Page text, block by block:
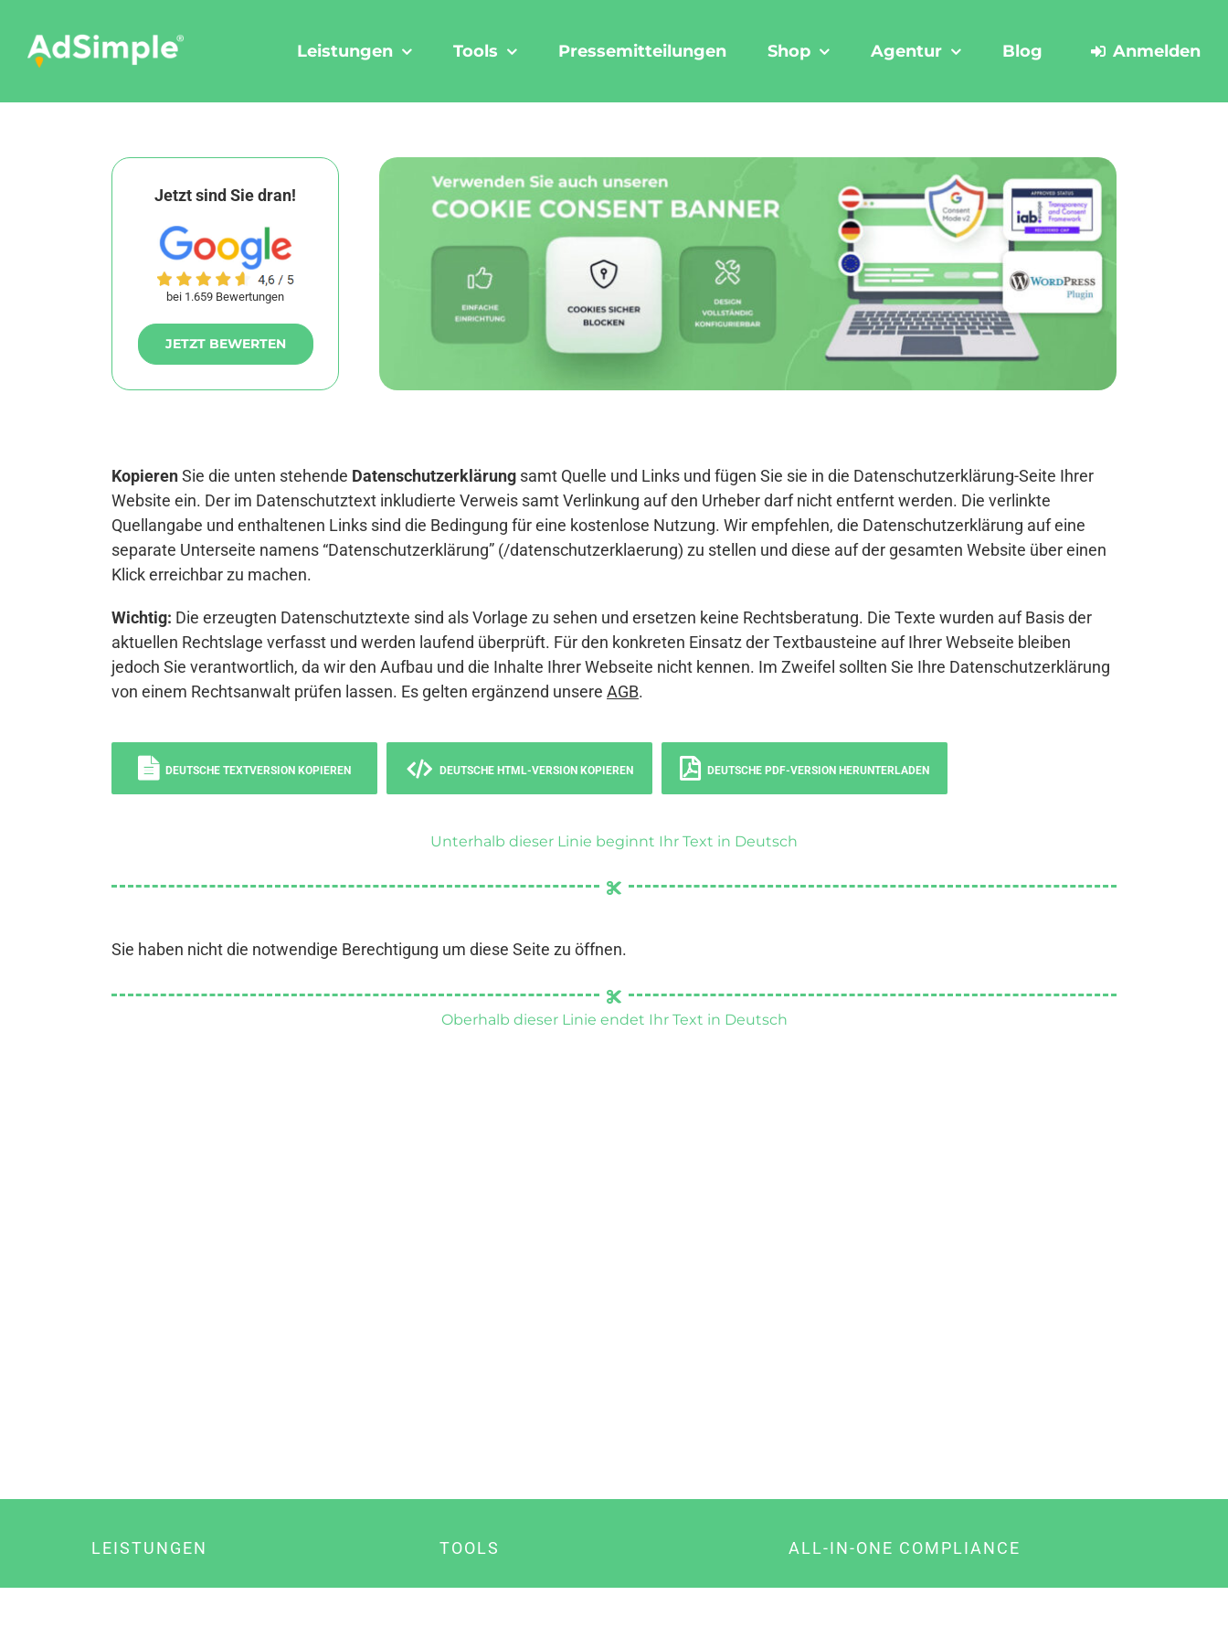
content
Leistungen Tools Pressemitteilungen Shop Agentur Blog Anmelden
Jetzt sind Sie dran!
bei 1.659 Bewertungen
JETZT BEWERTEN
KopierenSie die unten stehende Datenschutzerklärung samt Quelle und Links und fügen Sie sie in die Datenschutzerklärung-Seite Ihrer
Website ein. Der im Datenschutztext inkludierte Verweis samt Verlinkung auf den Urheber darf nicht entfernt werden. Die verlinkte
Quellangabe und enthaltenen Links sind die Bedingung für eine kostenlose Nutzung. Wir empfehlen, die Datenschutzerklärung auf eine
separate Unterseite namens “Datenschutzerklärung” (/datenschutzerklaerung) zu stellen und diese auf der gesamten Website über einen
Klick erreichbar zu machen.
Wichtig: Die erzeugten Datenschutztexte sind als Vorlage zu sehen und ersetzen keine Rechtsberatung. Die Texte wurden auf Basis der
aktuellen Rechtslage verfasst und werden laufend überprüft. Für den konkreten Einsatz der Textbausteine auf Ihrer Webseite bleiben
jedoch Sie verantwortlich, da wir den Aufbau und die Inhalte Ihrer Webseite nicht kennen. Im Zweifel sollten Sie Ihre Datenschutzerklärung
von einem Rechtsanwalt prüfen lassen. Es gelten ergänzend unsere AGB.
DEUTSCHE TEXTVERSION KOPIEREN DEUTSCHE HTML-VERSION KOPIEREN DEUTSCHE PDF-VERSION HERUNTERLADEN
Unterhalb dieser Linie beginnt Ihr Text in Deutsch
Sie haben nicht die notwendige Berechtigung um diese Seite zu öffnen.
Oberhalb dieser Linie endet Ihr Text in Deutsch
LEISTUNGEN TOOLS ALL-IN-ONE COMPLIANCE